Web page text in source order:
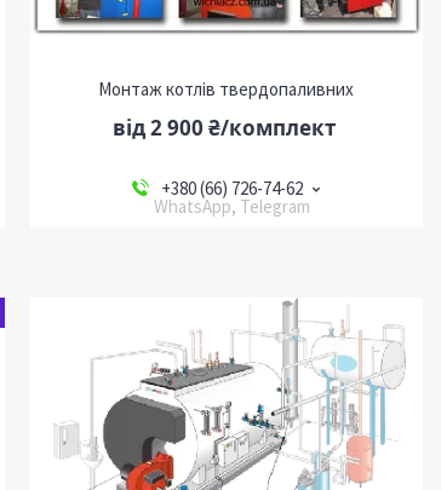
Монтаж котлів твердопаливних
від 2 900 ₴/комплект
+380 (66) 726-74-62
WhatsApp, Telegram